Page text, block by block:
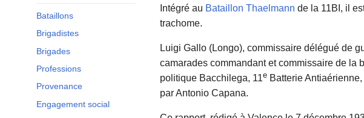
Bataillons
Brigadistes
Brigades
Professions
Provenance
Engagement social
Intégré au Bataillon Thaelmann de la 11BI, il
trachome.
Luigi Gallo (Longo), commissaire délégué de
camarades commandant et commissaire de la
politique Bacchilega, 11e Batterie
par Antonio Capana.